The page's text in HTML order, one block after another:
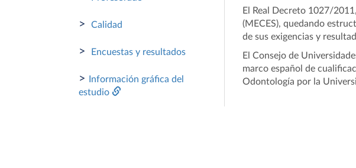
> Calidad
> Encuestas y resultados
>
Información gráfica del
estudio
El Real Decreto 1027/
(MECES), quedando
de sus exigencias y
El Consejo de
marco español de
Odontología por la